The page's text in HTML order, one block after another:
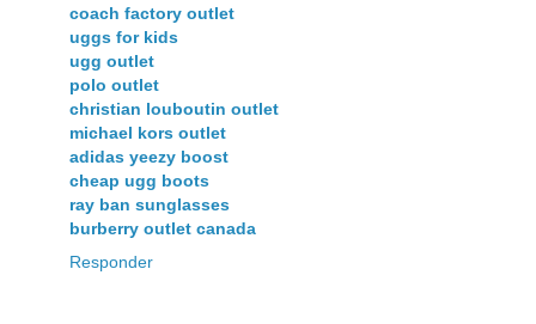
coach factory outlet
uggs for kids
ugg outlet
polo outlet
christian louboutin outlet
michael kors outlet
adidas yeezy boost
cheap ugg boots
ray ban sunglasses
burberry outlet canada
Responder